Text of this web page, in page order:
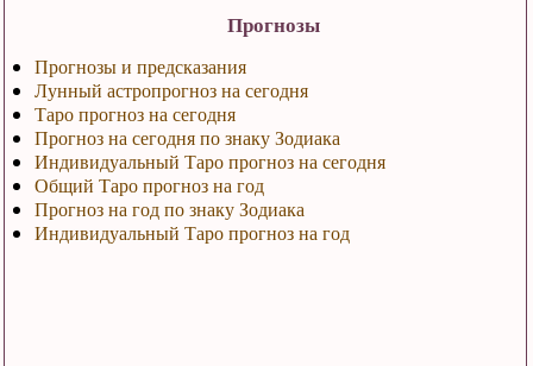
Прогнозы
Прогнозы и предсказания
Лунный астропрогноз на сегодня
Таро прогноз на сегодня
Прогноз на сегодня по знаку Зодиака
Индивидуальный Таро прогноз на сегодня
Общий Таро прогноз на год
Прогноз на год по знаку Зодиака
Индивидуальный Таро прогноз на год